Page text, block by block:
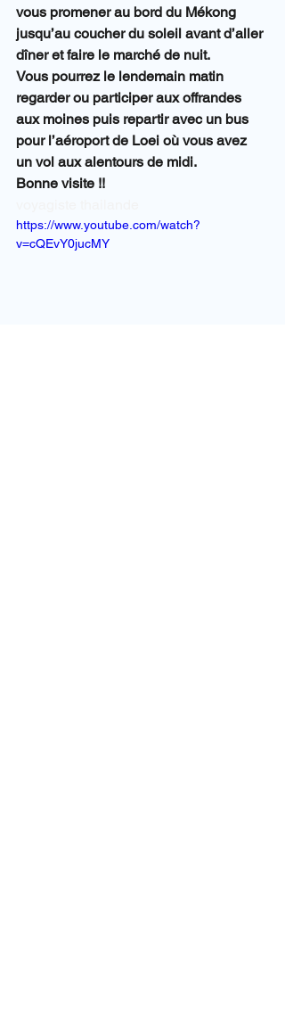
vous promener au bord du Mékong
jusqu’au coucher du soleil avant d’aller
dîner et faire le marché de nuit.
Vous pourrez le lendemain matin
regarder ou participer aux offrandes
aux moines puis repartir avec un bus
pour l’aéroport de Loei où vous avez
un vol aux alentours de midi.
Bonne visite !!
https://www.youtube.com/watch?
v=cQEvY0jucMY